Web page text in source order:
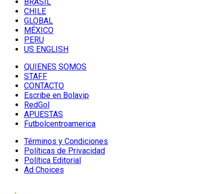
CHILE
GLOBAL
MÉXICO
PERU
US ENGLISH
QUIENES SOMOS
STAFF
CONTACTO
Escribe en Bolavip
RedGol
APUESTAS
Futbolcentroamerica
Términos y Condiciones
Políticas de Privacidad
Política Editorial
Ad Choices